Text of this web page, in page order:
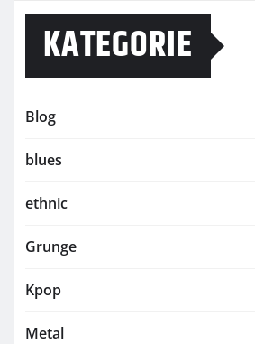
KATEGORIE
Blog
blues
ethnic
Grunge
Kpop
Metal